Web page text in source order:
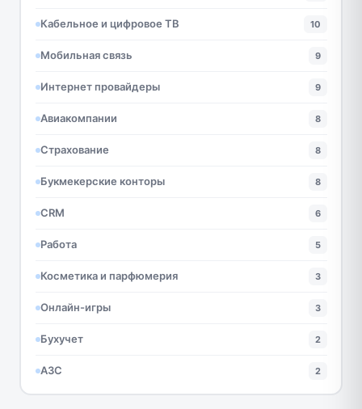
Кабельное и цифровое ТВ 10
Мобильная связь 9
Интернет провайдеры 9
Авиакомпании 8
Страхование 8
Букмекерские конторы 8
CRM 6
Работа 5
Косметика и парфюмерия 3
Онлайн-игры 3
Бухучет 2
АЗС 2